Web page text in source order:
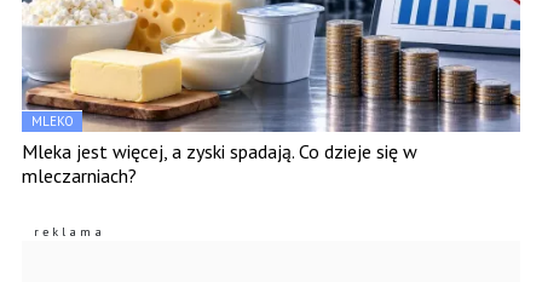
MLEKO
Mleka jest więcej, a zyski spadają. Co dzieje się w
mleczarniach?